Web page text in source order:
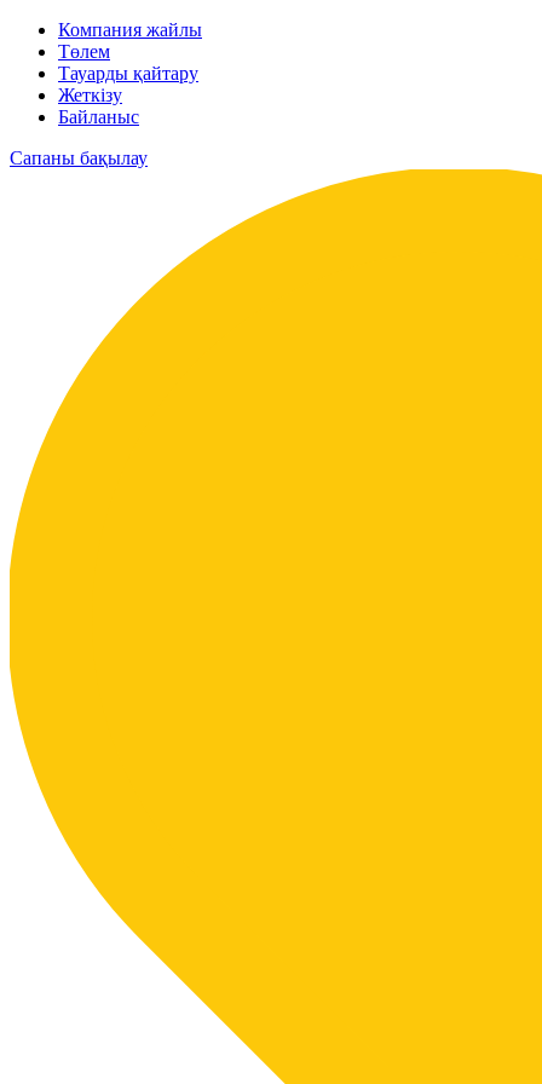
Компания жайлы
Төлем
Тауарды қайтару
Жеткізу
Байланыс
Сапаны бақылау